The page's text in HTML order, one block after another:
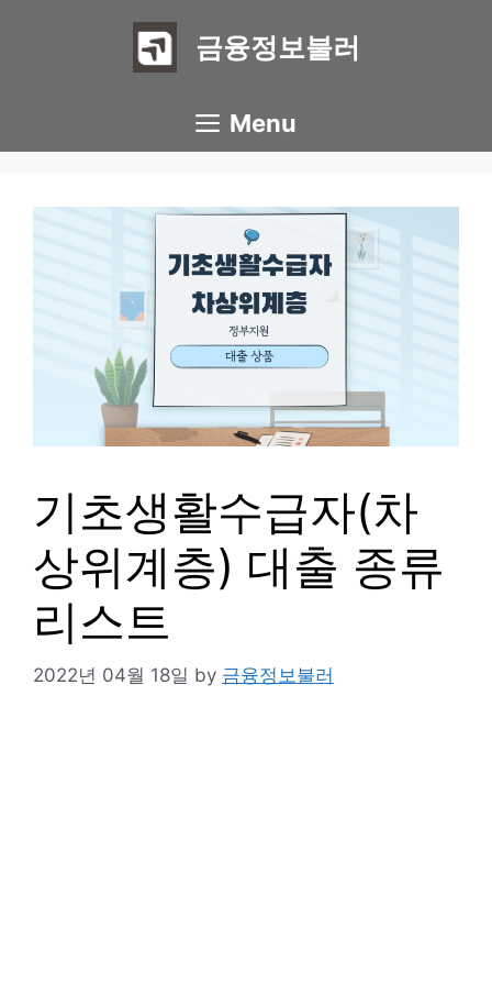
금융정보불러
Menu
기초생활수급자(차
상위계층) 대출 종류
리스트
2022년 04월 18일 by 금융정보불러